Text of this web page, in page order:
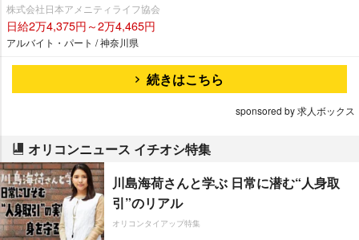
株式会社日本アメニティライフ協会
日給2万4,375円～2万4,465円
アルバイト・パート / 神奈川県
続きはこちら
sponsored by 求人ボックス
オリコンニュース イチオシ特集
川島海荷さんと学ぶ 日常に潜む“人身取
引”のリアル
オリコンタイアップ特集